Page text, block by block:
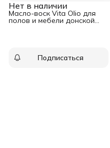
Нет в наличии
Масло-воск Vita Olio для
полов и мебели донской
Подписаться